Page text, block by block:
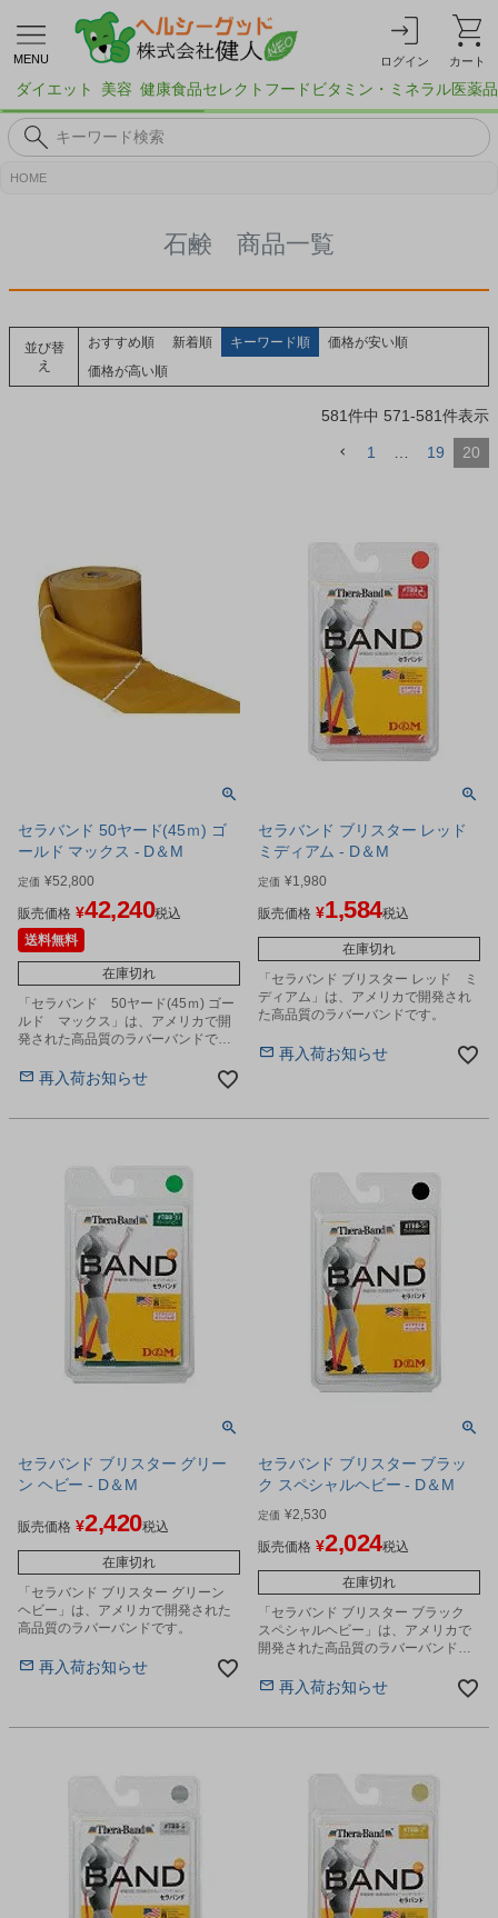
MENU ログイン カート
ダイエット 美容 健康食品セレクトフード ビタミン・ミネラル医薬品
HOME
石鹸 商品一覧
並び替
え
おすすめ順 新着順 キーワード順
価格が安い順
価格が高い順
581件中 571-581件表示
1 19 20
セラバンド 50ヤード(45ｍ) ゴ
ールド マックス - D＆M
定価 ¥52,800
販売価格 ¥42,240税込
送料無料
在庫切れ
「セラバンド 50ヤード(45ｍ) ゴー
ルド マックス」は、アメリカで開
発された高品質のラバーバンドで
再入荷お知らせ
セラバンド ブリスター レッド
ミディアム - D＆M
定価 ¥1,980
販売価格 ¥1,584税込
在庫切れ
「セラバンド ブリスター レッド ミ
ディアム」は、アメリカで開発され
た高品質のラバーバンドです。
再入荷お知らせ
セラバンド ブリスター グリー
ン ヘビー - D＆M
販売価格 ¥2,420税込
在庫切れ
「セラバンド ブリスター グリーン
ヘビー」は、アメリカで開発された
高品質のラバーバンドです。
再入荷お知らせ
セラバンド ブリスター ブラッ
ク スペシャルヘビー - D＆M
定価 ¥2,530
販売価格 ¥2,024税込
在庫切れ
「セラバンド ブリスター ブラック
スペシャルヘビー」は、アメリカで
開発された高品質のラバーバンドで
再入荷お知らせ